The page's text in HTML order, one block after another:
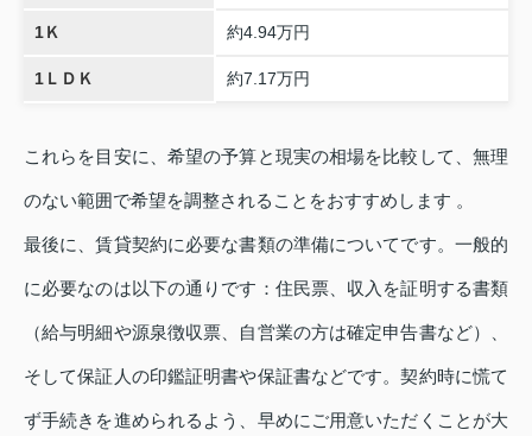
1Ｋ 約4.94万円
1ＬＤＫ 約7.17万円
これらを目安に、希望の予算と現実の相場を比較して、無理
のない範囲で希望を調整されることをおすすめします 。
最後に、賃貸契約に必要な書類の準備についてです。一般的
に必要なのは以下の通りです：住民票、収入を証明する書類
（給与明細や源泉徴収票、自営業の方は確定申告書など）、
そして保証人の印鑑証明書や保証書などです。契約時に慌て
ず手続きを進められるよう、早めにご用意いただくことが大